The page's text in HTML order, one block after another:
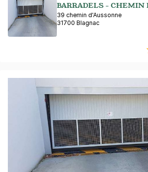
BARRADELS - CHEMIN
39 chemin d'Aussonne
31700 Blagnac